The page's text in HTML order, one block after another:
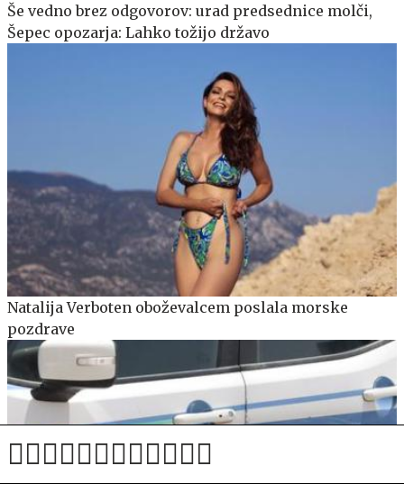
Še vedno brez odgovorov: urad predsednice molči,
Šepec opozarja: Lahko tožijo državo
Natalija Verboten oboževalcem poslala morske
pozdrave